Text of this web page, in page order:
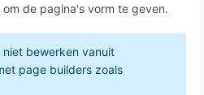
de pagina's vorm te geven.
bewerken vanuit
page builders zoals